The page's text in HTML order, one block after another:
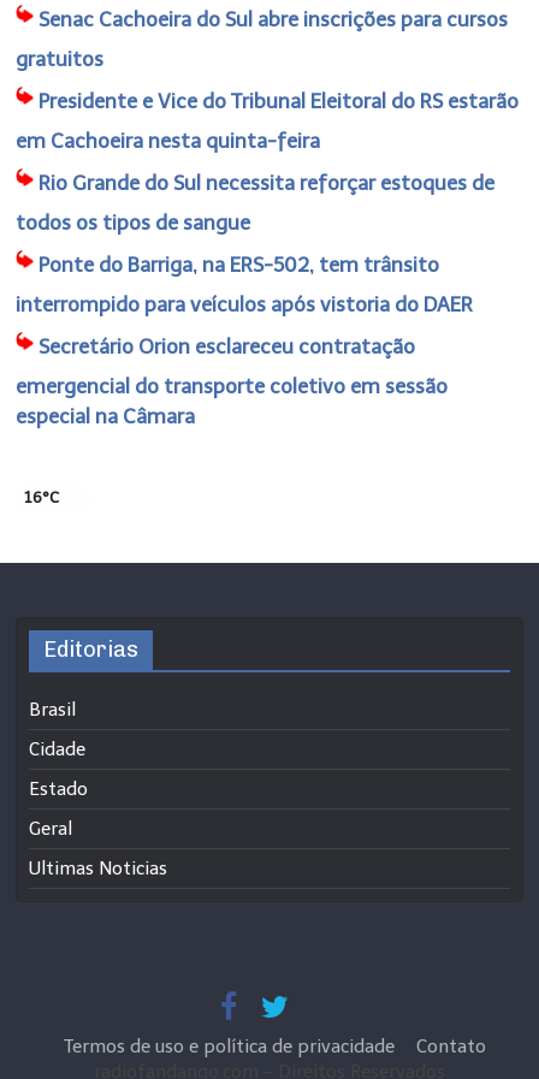
Senac Cachoeira do Sul abre inscrições para cursos
gratuitos
Presidente e Vice do Tribunal Eleitoral do RS estarão
em Cachoeira nesta quinta-feira
Rio Grande do Sul necessita reforçar estoques de
todos os tipos de sangue
Ponte do Barriga, na ERS-502, tem trânsito
interrompido para veículos após vistoria do DAER
Secretário Orion esclareceu contratação
emergencial do transporte coletivo em sessão
especial na Câmara
16°C
Editorias
Brasil
Cidade
Estado
Geral
Ultimas Noticias
Termos de uso e política de privacidade
Contato